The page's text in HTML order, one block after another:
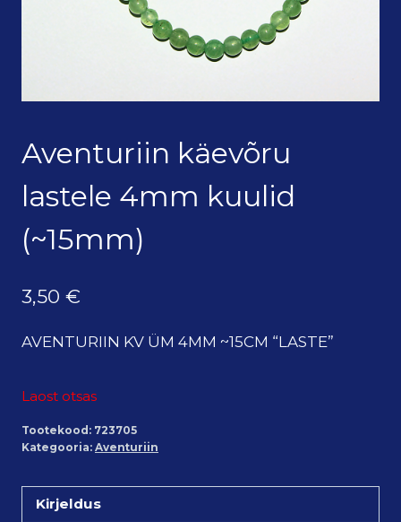
Aventuriin käevõru
lastele 4mm kuulid
(~15mm)
3,50 €
AVENTURIIN KV ÜM 4MM ~15CM “LASTE”
Laost otsas
Tootekood: 723705
Kategooria: Aventuriin
Kirjeldus